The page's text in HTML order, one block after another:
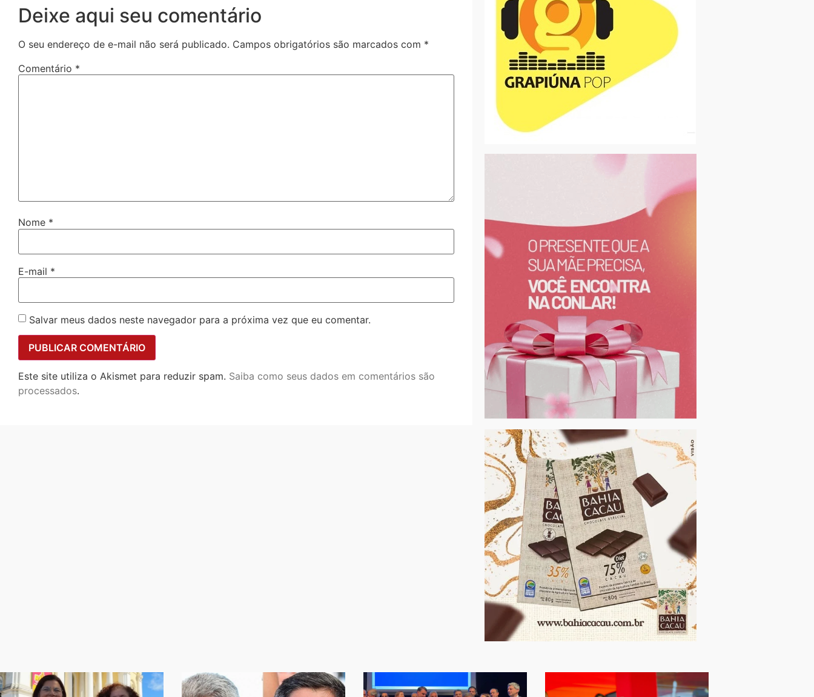
Deixe aqui seu comentário
O seu endereço de e-mail não será publicado. Campos obrigatórios são marcados com *
Comentário *
Nome *
E-mail *
Salvar meus dados neste navegador para a próxima vez que eu comentar.
Este site utiliza o Akismet para reduzir spam. Saiba como seus dados em comentários são
processados.